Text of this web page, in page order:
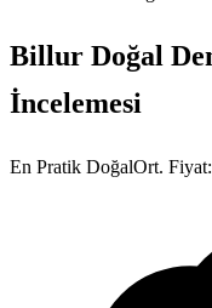
Billur Doğal
İncelemesi
En Pratik DoğalOrt. Fiyat: